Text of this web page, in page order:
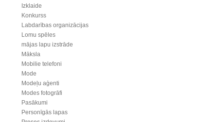
Izklaide
Konkurss
Labdarības organizācijas
Lomu spēles
mājas lapu izstrāde
Māksla
Mobilie telefoni
Mode
Modeļu aģenti
Modes fotogrāfi
Pasākumi
Personīgās lapas